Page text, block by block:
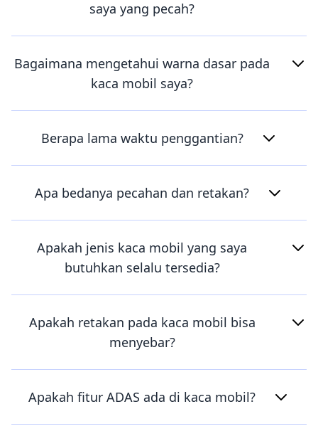
saya yang pecah?
Bagaimana mengetahui warna dasar pada
kaca mobil saya?
Berapa lama waktu penggantian?
Apa bedanya pecahan dan retakan?
Apakah jenis kaca mobil yang saya
butuhkan selalu tersedia?
Apakah retakan pada kaca mobil bisa
menyebar?
Apakah fitur ADAS ada di kaca mobil?